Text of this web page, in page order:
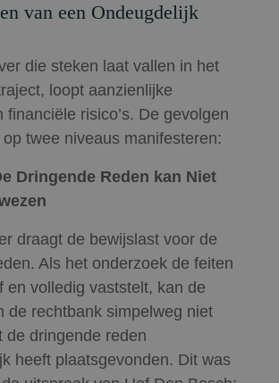
van een Ondeugdelijk
die steken laat vallen in het
loopt aanzienlijke
financiële risico’s. De gevolgen
op twee niveaus manifesteren:
Dringende Reden kan Niet
draagt de bewijslast voor de
Als het onderzoek de feiten
en volledig vaststelt, kan de
de rechtbank simpelweg niet
de dringende reden
heeft plaatsgevonden. Dit was